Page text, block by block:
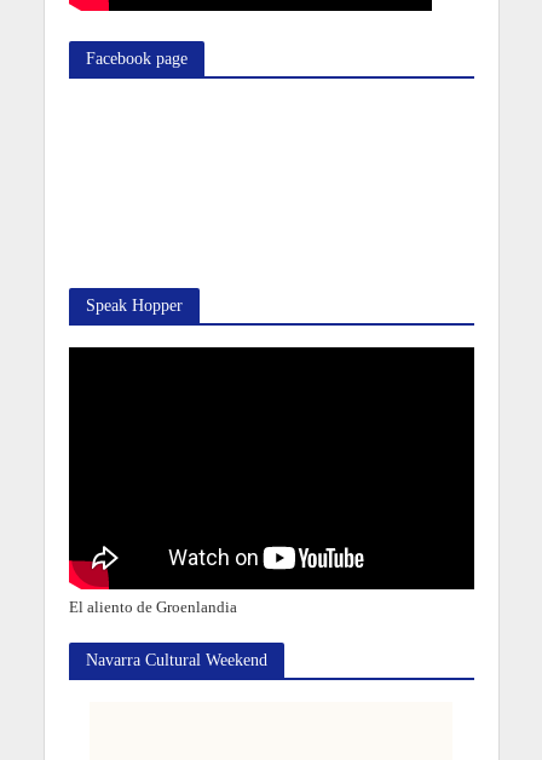
Facebook page
Speak Hopper
El aliento de Groenlandia
Navarra Cultural Weekend